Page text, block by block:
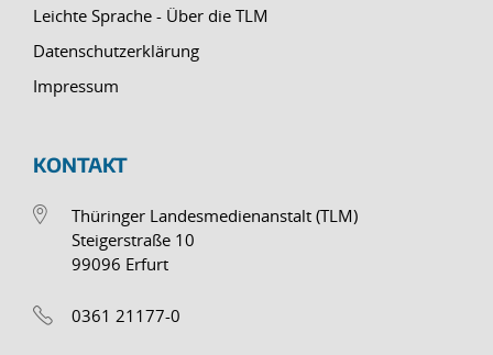
Leichte Sprache - Über die TLM
Datenschutzerklärung
Impressum
KONTAKT
Thüringer Landesmedienanstalt (TLM)
Steigerstraße 10
99096 Erfurt
0361 21177-0